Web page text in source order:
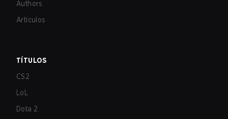
Authors
Artículos
TÍTULOS
CS2
LoL
Dota 2